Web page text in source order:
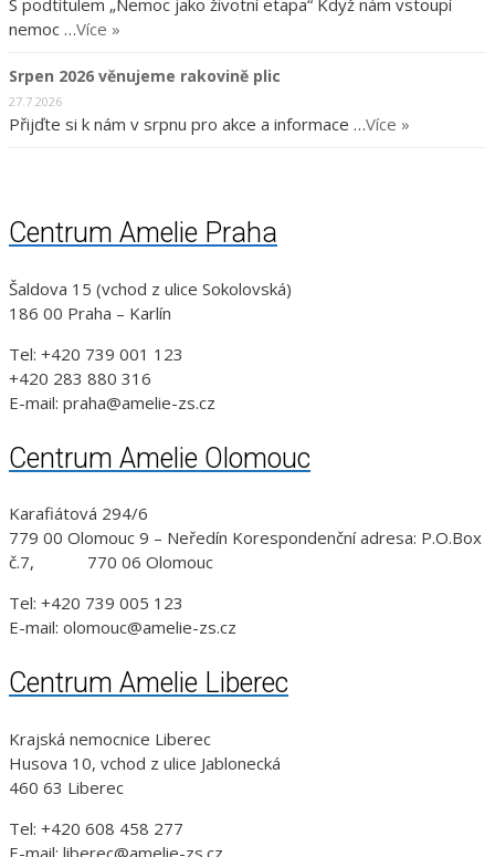
S podtitulem „Nemoc jako životní etapa“ Když nám vstoupí
nemoc …Více »
Srpen 2026 věnujeme rakovině plic
27.7.2026
Přijďte si k nám v srpnu pro akce a informace …Více »
Centrum Amelie Praha
Šaldova 15 (vchod z ulice Sokolovská)
186 00 Praha – Karlín
Tel: +420 739 001 123
+420 283 880 316
E-mail: praha@amelie-zs.cz
Centrum Amelie Olomouc
Karafiátová 294/6
779 00 Olomouc 9 – Neředín Korespondenční adresa: P.O.Box
č.7, 770 06 Olomouc
Tel: +420 739 005 123
E-mail: olomouc@amelie-zs.cz
Centrum Amelie Liberec
Krajská nemocnice Liberec
Husova 10, vchod z ulice Jablonecká
460 63 Liberec
Tel: +420 608 458 277
E-mail: liberec@amelie-zs.cz